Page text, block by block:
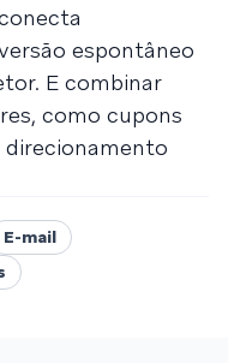
espontâneo
E combinar
como cupons
E-mail